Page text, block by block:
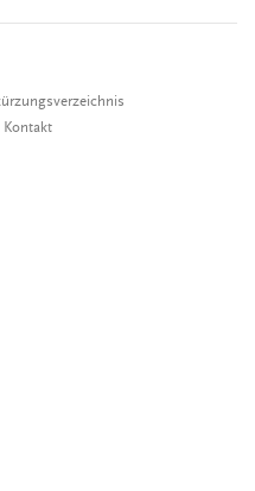
Kontakt